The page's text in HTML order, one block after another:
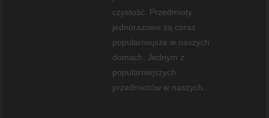
czystość. Przedmioty
jednorazowe są coraz
popularniejsze w naszych
domach. Jednym z
popularniejszych
przedmiotów w naszych...